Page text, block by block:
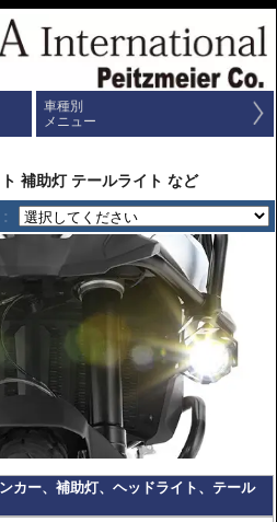
車種別
メニュー
補助灯 テールライト など
カー、補助灯、ヘッドライト、テール